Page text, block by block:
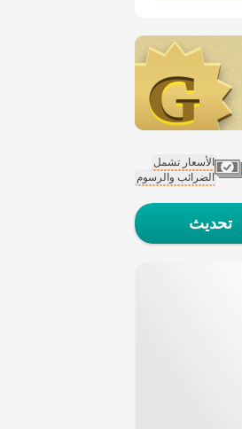
الأسعار تشمل
الضرائب والرسوم
تحديث